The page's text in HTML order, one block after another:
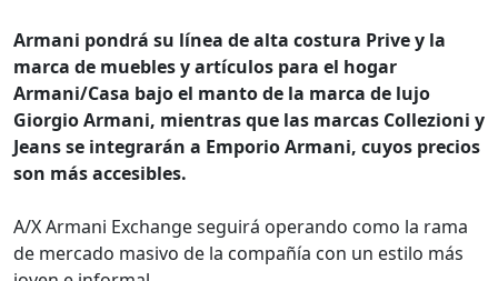
Armani pondrá su línea de alta costura Prive y la
marca de muebles y artículos para el hogar
Armani/Casa bajo el manto de la marca de lujo
Giorgio Armani, mientras que las marcas Collezioni y
Jeans se integrarán a Emporio Armani, cuyos precios
son más accesibles.
A/X Armani Exchange seguirá operando como la rama
de mercado masivo de la compañía con un estilo más